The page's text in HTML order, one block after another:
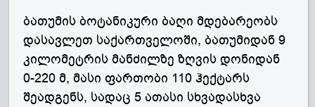
ბათუმის ბოტანიკური ბაღი მდებარეობს
დასავლეთ საქართველოში, ბათუმიდან 9
კილომეტრის მანძილზე ზღვის დონიდან
0-220 მ, მასი ფართობი 110 ჰექტარს
შეადგენს, სადაც 5 ათასი სხვადასხვა